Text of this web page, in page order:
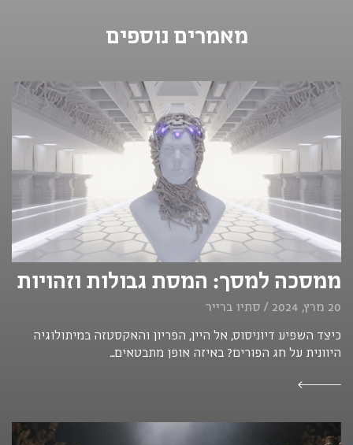
מאמרים נוספים
ממסכה למסך: המסת גבולות וזהויות
20 מרץ, 2024 / סתיו ברייר
כיצד השפיע דיוניסוס, אל היין, הפריון והאקסטזה במיתולוגיה
היוונית על חג הפורים? באיזה אופן מתבטאים...